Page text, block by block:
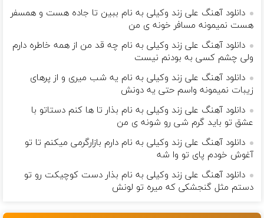
دانلود آهنگ علی زند وکیلی به نام ببین تا جاده هست و همسفر
هست نمیمونه مسافر خونه ی من
دانلود آهنگ علی زند وکیلی به نام چه قد من از همه خاطره دارم
ولی چشم كسی به بودنم نیست
دانلود آهنگ علی زند وکیلی به نام یه شب میرى و از پرهای
زيبات نمیمونه واسم حتی یه دونش
دانلود آهنگ علی زند وکیلی به نام بذار تا ها كنم دستاتو با
عشق تو باید گرم شی رو شونه ى من
دانلود آهنگ علی زند وکیلی به نام دارم بازارگرمی میكنم تا تو
آغوش خودم پای تو وا شه
دانلود آهنگ علی زند وکیلی به نام بذار دست كوچیكت رو تو
دستم مثل گنجشكی كه میره تو لونش